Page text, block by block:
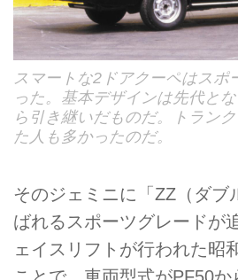
スマートな2ドアクーペはスポ
った。基本デザインは先代と
ら引き継いだものだ。トラン
た人も多かったのだ。
そのジェミニに「ZZ（ダブ
ばれるスポーツグレードが
ェイスリフトが行われた昭